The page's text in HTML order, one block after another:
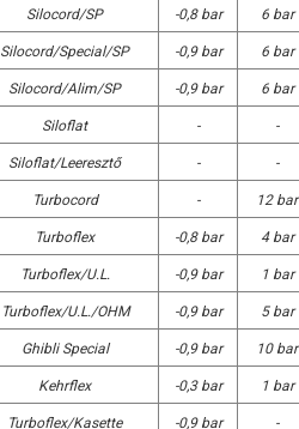
Silocord/SP -0,8 bar 6 bar
Silocord/Special/SP -0,9 bar 6 bar
Silocord/Alim/SP -0,9 bar 6 bar
Siloflat - -
Siloflat/Leeresztő - -
Turbocord - 12 bar
Turboflex -0,8 bar 4 bar
Turboflex/U.L. -0,9 bar 1 bar
Turboflex/U.L./OHM -0,9 bar 5 bar
Ghibli Special -0,9 bar 10 bar
Kehrflex -0,3 bar 1 bar
Turboflex/Kasette -0,9 bar -